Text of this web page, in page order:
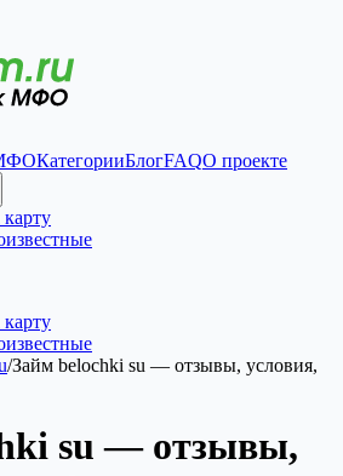
КатегорииБлогFAQО проекте
/Займ belochki su — отзывы, условия,
su — отзывы,